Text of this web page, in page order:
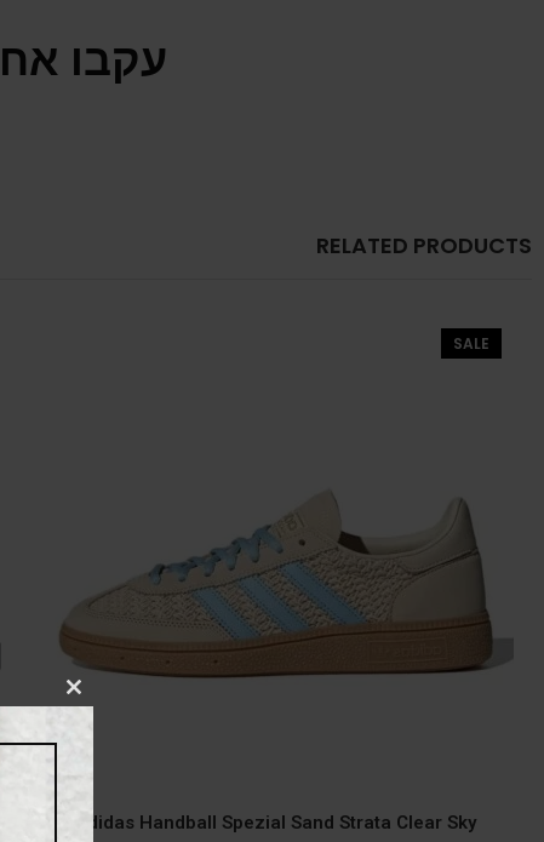
עקבו
RELATED PRODUCTS
SALE
adidas Handball Spezial Sand Strata Clear Sky
CLOSE
MODULE